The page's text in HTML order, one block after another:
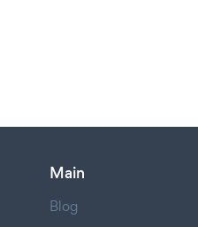
Main
Blog